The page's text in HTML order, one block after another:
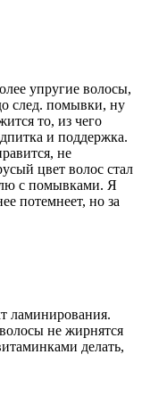
упругие волосы,
след. помывки, ну
то, из чего
и поддержка.
не
цвет волос стал
с помывками. Я
потемнеет, но за
ламинирования.
не жирнятся
делать,